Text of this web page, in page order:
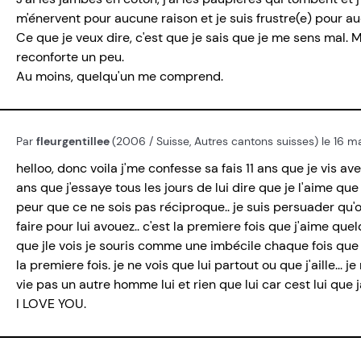
m'énervent pour aucune raison et je suis frustre(e) pour
Ce que je veux dire, c'est que je sais que je me sens
reconforte un peu.
Au moins, quelqu'un me comprend.
Par fleurgentillee(2006 / Suisse, Autres cantons suisses) le 16
helloo, donc voila j'me confesse sa fais 11 ans que je vis
ans que j'essaye tous les jours de lui dire que je l'aime
peur que ce ne sois pas réciproque.. je suis persuader
faire pour lui avouez.. c'est la premiere fois que j'aime
que jle vois je souris comme une imbécile chaque fois
la premiere fois. je ne vois que lui partout ou que j'aille...
vie pas un autre homme lui et rien que lui car cest lui que
I LOVE YOU.